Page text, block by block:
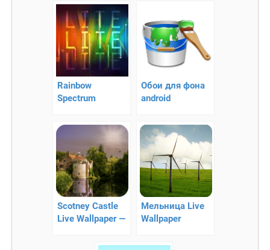
Rainbow
Spectrum
красивый обои в
версии 4.0
Обои для фона
android
Scotney Castle
Live Wallpaper —
живой обои для
Мельница Live
Wallpaper